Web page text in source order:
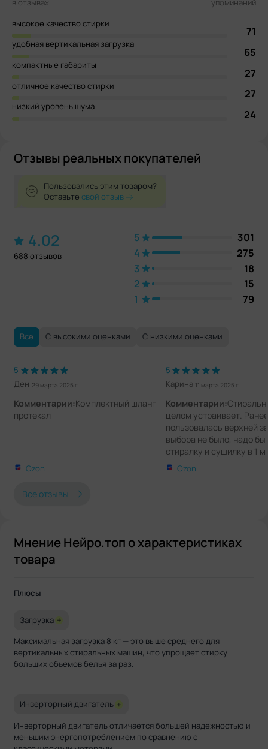
в отзывах
упоминаний
высокое качество стирки
71
удобная вертикальная загрузка
65
компактные габариты
27
отличное качество стирки
27
низкий уровень шума
24
Отзывы реальных покупателей
Пользовались этим товаром?
Оставьтесвой отзыв
4.02
688 отзывов
5
301
4
275
3
18
2
15
1
79
Все С высокими оценками С низкими оценками
5
Ден 29 марта 2025 г.
Комментарии:Комплектный шланг
протекал
Ozon
5
Карина 11 марта 2025 г.
Комментарии:
целом устраивает.
пользовалась верхней
выбора не было, надо
стиралку и сушилку в 1
площади. встали
Единственный минус,
Ozon
Все отзывы
Мнение Нейро.топ о характеристиках
товара
Плюсы
Загрузка +
Максимальная загрузка 8 кг — это выше среднего для
вертикальных стиральных машин, что упрощает стирку
больших объемов белья за раз.
Инверторный двигатель +
Инверторный двигатель отличается большей надежностью и
меньшим энергопотреблением по сравнению с